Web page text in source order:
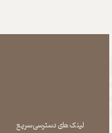
لینک های دسترسی سریع